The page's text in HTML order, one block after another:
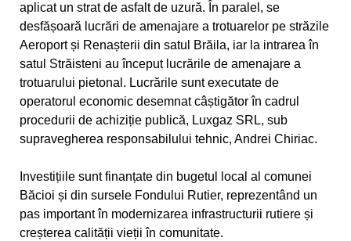
aplicat un strat de asfalt de uzură. În paralel, se
desfășoară lucrări de amenajare a trotuarelor pe străzile
Aeroport și Renașterii din satul Brăila, iar la intrarea în
satul Străisteni au început lucrările de amenajare a
trotuarului pietonal. Lucrările sunt executate de
operatorul economic desemnat câștigător în cadrul
procedurii de achiziție publică, Luxgaz SRL, sub
supravegherea responsabilului tehnic, Andrei Chiriac.
Investițiile sunt finanțate din bugetul local al comunei
Băcioi și din sursele Fondului Rutier, reprezentând un
pas important în modernizarea infrastructurii rutiere și
creșterea calității vieții în comunitate.